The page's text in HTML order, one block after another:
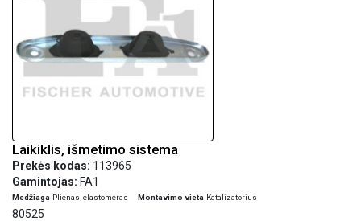
Laikiklis, išmetimo sistema
Prekės kodas: 113965
Gamintojas: FA1
Medžiaga Plienas, elastomeras Montavimo vieta Katalizatorius
80525